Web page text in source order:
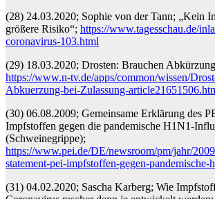
(28) 24.03.2020; Sophie von der Tann; „Kein
größere Risiko“; https://www.tagesschau.de/
coronavirus-103.html
(29) 18.03.2020; Drosten: Brauchen
https://www.n-tv.de/apps/common/wissen/
Abkuerzung-bei-Zulassung-
(30) 06.08.2009; Gemeinsame Erklärung des
Impfstoffen gegen die pandemische H1N1-
(Schweinegrippe);
https://www.pei.de/DE/newsroom/pm/jahr/
statement-pei-impfstoffen-gegen-pandemische-
(31) 04.02.2020; Sascha Karberg; Wie